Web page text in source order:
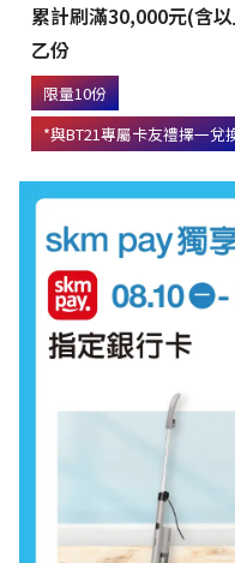
累計刷滿30,000元(含
乙份
限量10份
*與BT21專屬卡友禮擇一兌